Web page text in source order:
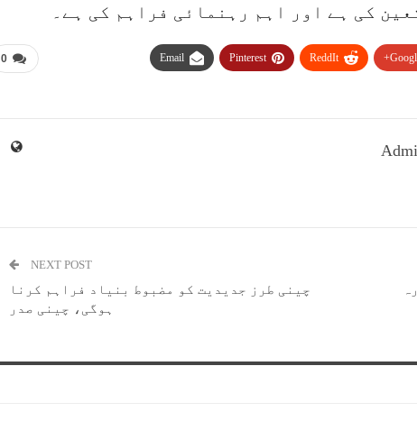
کی ہے اور اہم رہنمائی فراہم کی ہے۔
0 ReddIt
Pinterest
Email
NEXT POST
چینی طرز جدیدیت کو مضبوط بنیاد فراہم کرنا
ہوگی، چینی صدر